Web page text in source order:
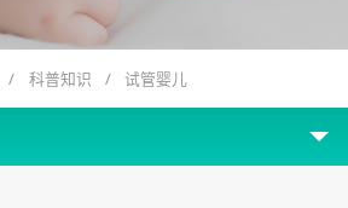
/ 科普知识 / 试管婴儿